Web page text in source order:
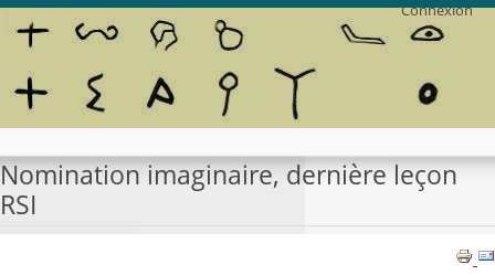
Connexion
Nomination imaginaire, dernière leçon
RSI